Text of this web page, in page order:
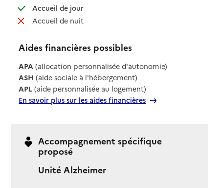
Accueil de jour: disponible
Accueil de nuit: non disponible
Aides financières possibles
APA (allocation personnalisée d'autonomie)
ASH (aide sociale à l'hébergement)
APL (aide personnalisée au logement)
En savoir plus sur les aides financières
Accompagnement spécifique
proposé
Unité Alzheimer